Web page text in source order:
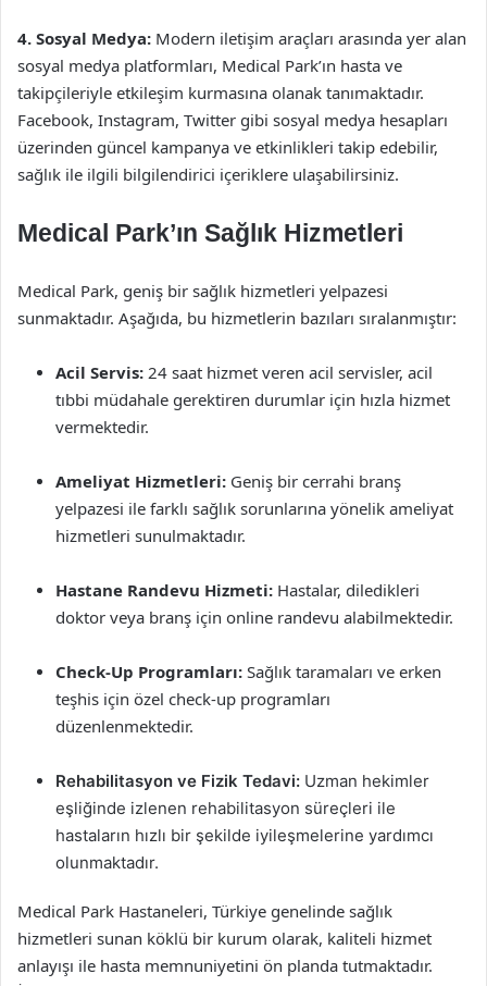
4. Sosyal Medya: Modern iletişim araçları arasında yer alan
sosyal medya platformları, Medical Park’ın hasta ve
takipçileriyle etkileşim kurmasına olanak tanımaktadır.
Facebook, Instagram, Twitter gibi sosyal medya hesapları
üzerinden güncel kampanya ve etkinlikleri takip edebilir,
sağlık ile ilgili bilgilendirici içeriklere ulaşabilirsiniz.
Medical Park’ın Sağlık Hizmetleri
Medical Park, geniş bir sağlık hizmetleri yelpazesi
sunmaktadır. Aşağıda, bu hizmetlerin bazıları sıralanmıştır:
Acil Servis: 24 saat hizmet veren acil servisler, acil
tıbbi müdahale gerektiren durumlar için hızla hizmet
vermektedir.
Ameliyat Hizmetleri: Geniş bir cerrahi branş
yelpazesi ile farklı sağlık sorunlarına yönelik ameliyat
hizmetleri sunulmaktadır.
Hastane Randevu Hizmeti: Hastalar, diledikleri
doktor veya branş için online randevu alabilmektedir.
Check-Up Programları: Sağlık taramaları ve erken
teşhis için özel check-up programları
düzenlenmektedir.
Rehabilitasyon ve Fizik Tedavi: Uzman hekimler
eşliğinde izlenen rehabilitasyon süreçleri ile
hastaların hızlı bir şekilde iyileşmelerine yardımcı
olunmaktadır.
Medical Park Hastaneleri, Türkiye genelinde sağlık
hizmetleri sunan köklü bir kurum olarak, kaliteli hizmet
anlayışı ile hasta memnuniyetini ön planda tutmaktadır.